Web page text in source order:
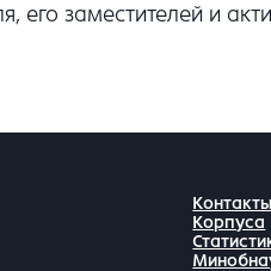
его заместителей и
Контакты
Корпуса